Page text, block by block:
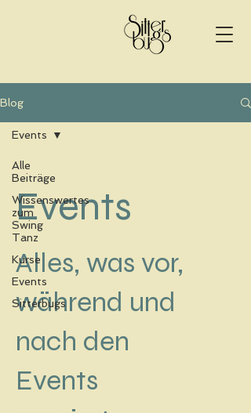
Blog
Alle
Beiträge
Wissenswertes
zum
Swing
Tanz
Kurse
Events
Sitterbugs
Events
Events
Alles, was vor,
während und
nach den
Events